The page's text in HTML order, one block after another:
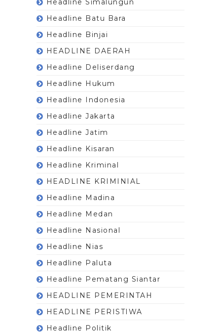
Headline Batu Bara
Headline Binjai
HEADLINE DAERAH
Headline Deliserdang
Headline Hukum
Headline Indonesia
Headline Jakarta
Headline Jatim
Headline Kisaran
Headline Kriminal
HEADLINE KRIMINIAL
Headline Madina
Headline Medan
Headline Nasional
Headline Nias
Headline Paluta
Headline Pematang Siantar
HEADLINE PEMERINTAH
HEADLINE PERISTIWA
Headline Politik